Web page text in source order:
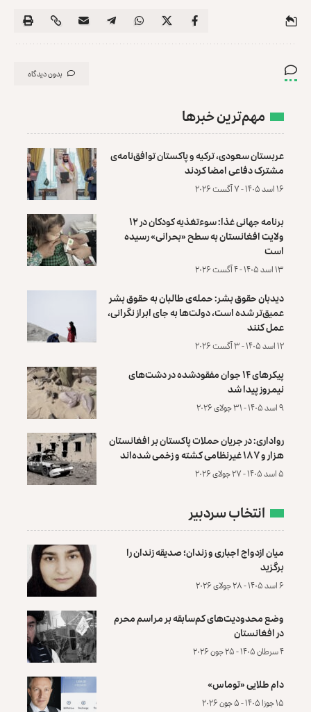
بدون دیدگاه
مهم‌ترین خبرها
عربستان سعودی، ترکیه و پاکستان توافق‌نامه‌ی
مشترک دفاعی امضا کردند
۱۶ اسد ۱۴۰۵ - ۷ آگست ۲۰۲۶
برنامه جهانی غذا: سوءتغذیه کودکان در ۱۲
ولایت افغانستان به سطح «بحرانی» رسیده
است
۱۳ اسد ۱۴۰۵ - ۴ آگست ۲۰۲۶
دیدبان حقوق بشر: حمله‌ی طالبان به حقوق بشر
عمیق‌تر شده است، دولت‌ها به جای ابراز نگرانی،
عمل کنند
۱۲ اسد ۱۴۰۵ - ۳ آگست ۲۰۲۶
پیکرهای ۱۴ جوان مفقودشده در دشت‌های
نیمروز پیدا شد
۹ اسد ۱۴۰۵ - ۳۱ جولای ۲۰۲۶
رواداری: در جریان حملات پاکستان بر افغانستان
هزار و ۱۸۷ غیرنظامی کشته و زخمی شده‌اند
۵ اسد ۱۴۰۵ - ۲۷ جولای ۲۰۲۶
انتخاب سردبیر
میان ازدواج اجباری و زندان؛ صدیقه زندان را
برگزید
۶ اسد ۱۴۰۵ - ۲۸ جولای ۲۰۲۶
وضع محدودیت‌های کم‌سابقه بر مراسم محرم
در افغانستان
۴ سرطان ۱۴۰۵ - ۲۵ جون ۲۰۲۶
دام طلایی «توماس»
۱۵ جوزا ۱۴۰۵ - ۵ جون ۲۰۲۶